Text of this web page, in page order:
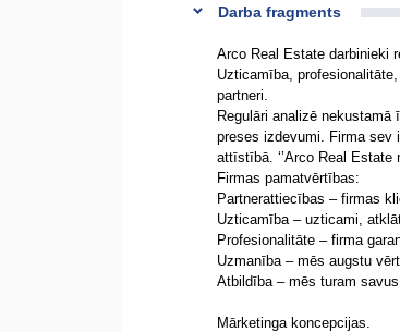
Darba fragments
Arco Real Estate darbinieki
Uzticamība,
partneri.
Regulāri analizē
preses izdevumi. Firma sev
attīstībā. ‘’Arco Real
Firmas pamatvērtības:
Partnerattiecības – firmas
Uzticamība – uzticami,
Profesionalitāte – firma
Uzmanība – mēs augstu
Atbildība – mēs turam
Mārketinga koncepcijas.